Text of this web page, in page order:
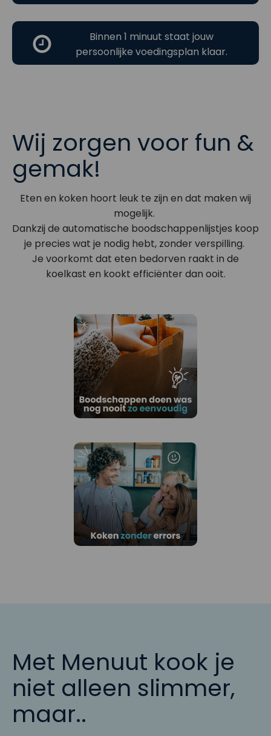
Binnen 1 minuut staat jouw
persoonlijke voedingsplan klaar.
Wij zorgen voor fun &
gemak!
Eten en koken hoort leuk te zijn en dat maken wij
mogelijk.
Dankzij de automatische boodschappenlijstjes koop
je precies wat je nodig hebt, zonder verspilling.
Je voorkomt dat eten bedorven raakt in de
koelkast en kookt efficiënter dan ooit.
Met Menuut kook je
niet alleen slimmer,
maar..